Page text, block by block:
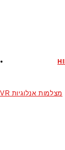
מצלמות אנלוגיות DVR